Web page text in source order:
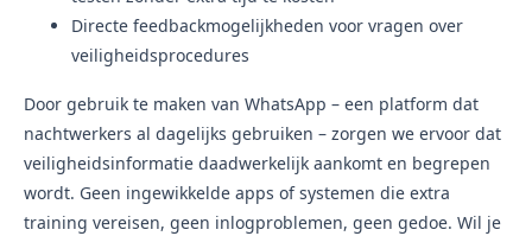
Directe feedbackmogelijkheden voor vragen over
veiligheidsprocedures
Door gebruik te maken van WhatsApp – een platform dat
nachtwerkers al dagelijks gebruiken – zorgen we ervoor dat
veiligheidsinformatie daadwerkelijk aankomt en begrepen
wordt. Geen ingewikkelde apps of systemen die extra
training vereisen, geen inlogproblemen, geen gedoe. Wil je